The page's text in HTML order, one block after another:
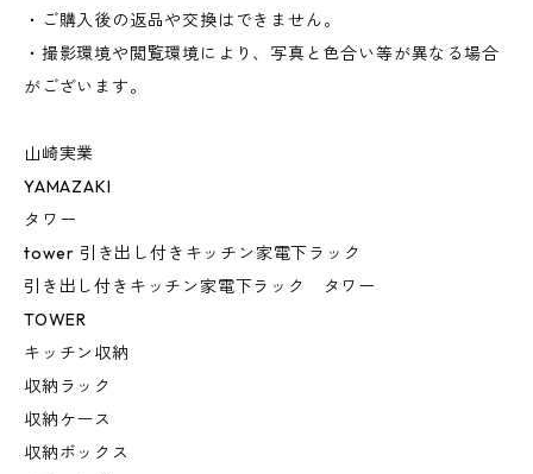
・ご購入後の返品や交換はできません。
・撮影環境や閲覧環境により、写真と色合い等が異なる場合
がございます。
山崎実業
YAMAZAKI
タワー
tower 引き出し付きキッチン家電下ラック
引き出し付きキッチン家電下ラック タワー
TOWER
キッチン収納
収納ラック
収納ケース
収納ボックス